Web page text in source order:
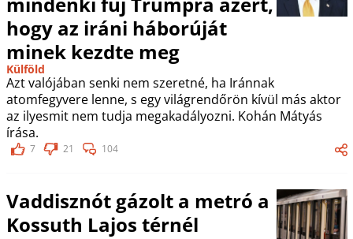
hogy az iráni háborúját
minek kezdte meg
Külföld
Azt valójában senki nem szeretné, ha Iránnak
atomfegyvere lenne, s egy világrendőrön kívül más aktor
az ilyesmit nem tudja megakadályozni. Kohán Mátyás
írása.
7 21 104
Vaddisznót gázolt a metró a
Kossuth Lajos térnél